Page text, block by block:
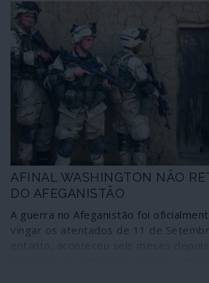
aprofundaram as estratégias de
coordenação, a todos os níveis, entre
Além de reforçarem a sua aliança
o quadro estabelecido pela Carta das
multilateralismo, a igualdade entre os
Estados, Vladimir Putin e Xi Jinping
solidarizar-se mutuamente com
políticos nos dois países como o
constitucional na Rússia e a entrada
segurança nacional em Hong Kong.
AFINAL WASHINGTON NÃO
DO AFEGANISTÃO
A guerra no Afeganistão foi
vingar os atentados de 11 de